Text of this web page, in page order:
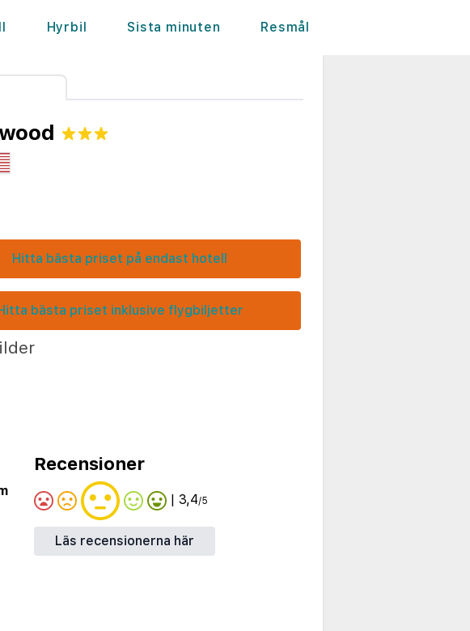
Hyrbil Sista minuten Resmål
Hitta bästa priset på endast hotell
bästa priset inklusive flygbiljetter
Recensioner
| 3,4/5
Läs recensionerna här